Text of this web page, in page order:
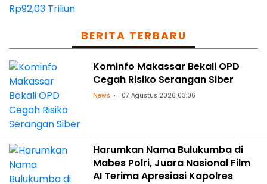
BERITA TERBARU
Kominfo Makassar Bekali OPD
Cegah Risiko Serangan Siber
News 07 Agustus 2026 03:06
Harumkan Nama Bulukumba di
Mabes Polri, Juara Nasional Film
AI Terima Apresiasi Kapolres